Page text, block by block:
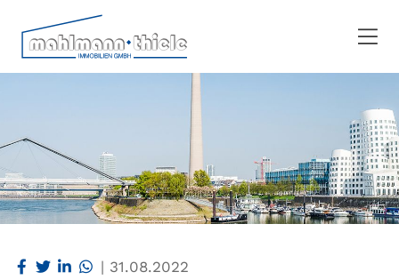
| 31.08.2022